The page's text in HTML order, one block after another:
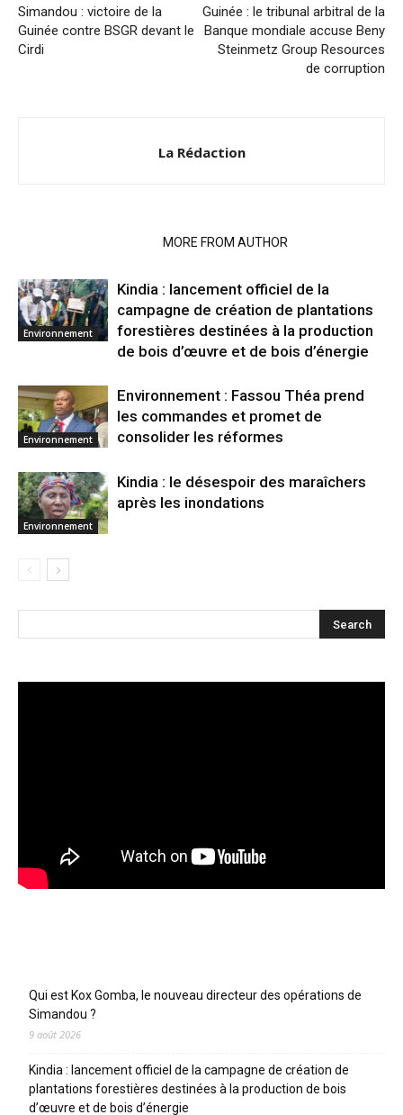
Simandou : victoire de la
Guinée contre BSGR devant le
Cirdi
Guinée : le tribunal arbitral de la
Banque mondiale accuse Beny
Steinmetz Group Resources
de corruption
La Rédaction
MORE FROM AUTHOR
Environnement
Kindia : lancement officiel de la
campagne de création de plantations
forestières destinées à la production
de bois d’œuvre et de bois d’énergie
Environnement
Environnement : Fassou Théa prend
les commandes et promet de
consolider les réformes
Environnement
Kindia : le désespoir des maraîchers
après les inondations
Qui est Kox Gomba, le nouveau directeur des opérations de
Simandou ?
9 août 2026
Kindia : lancement officiel de la campagne de création de
plantations forestières destinées à la production de bois
d’œuvre et de bois d’énergie